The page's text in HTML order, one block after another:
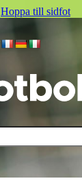
Hoppa till sidfot